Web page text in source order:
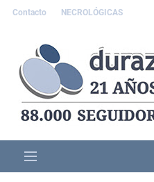
Contacto NECROLÓGICAS